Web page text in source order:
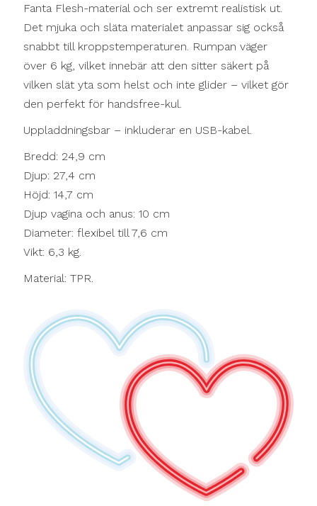
Fanta Flesh-material och ser extremt realistisk ut.
Det mjuka och släta materialet anpassar sig också
snabbt till kroppstemperaturen. Rumpan väger
över 6 kg, vilket innebär att den sitter säkert på
vilken slät yta som helst och inte glider – vilket gör
den perfekt för handsfree-kul.
Uppladdningsbar – inkluderar en USB-kabel.
Bredd: 24,9 cm
Djup: 27,4 cm
Höjd: 14,7 cm
Djup vagina och anus: 10 cm
Diameter: flexibel till 7,6 cm
Vikt: 6,3 kg.
Material: TPR.